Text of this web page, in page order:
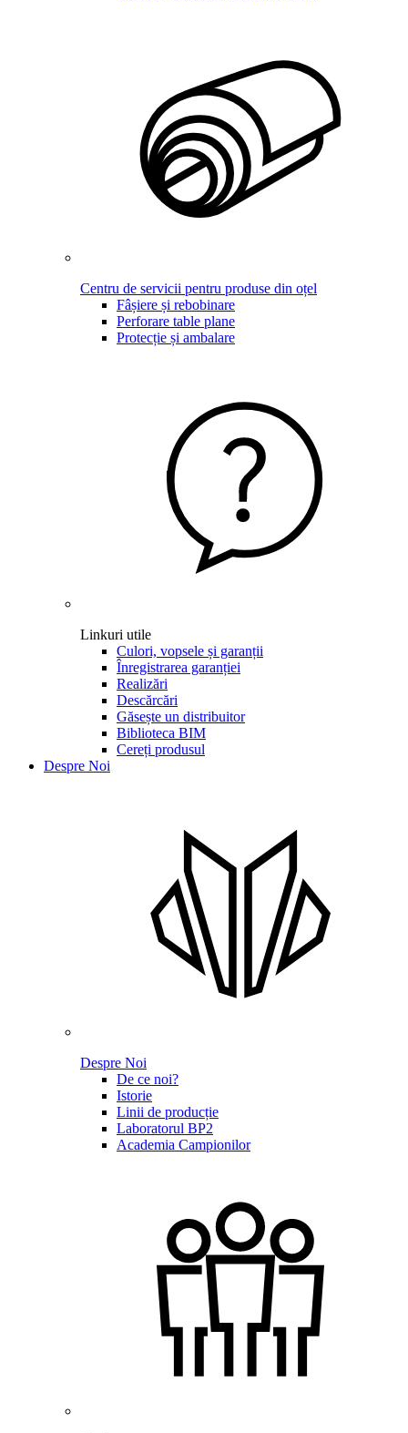
Centru de servicii pentru produse din oțel
Fâșiere și rebobinare
Perforare table plane
Protecție și ambalare
Linkuri utile
Culori, vopsele și garanții
Înregistrarea garanției
Realizări
Descărcări
Găsește un distribuitor
Biblioteca BIM
Cereți produsul
Despre Noi
Despre Noi
De ce noi?
Istorie
Linii de producție
Laboratorul BP2
Academia Campionilor